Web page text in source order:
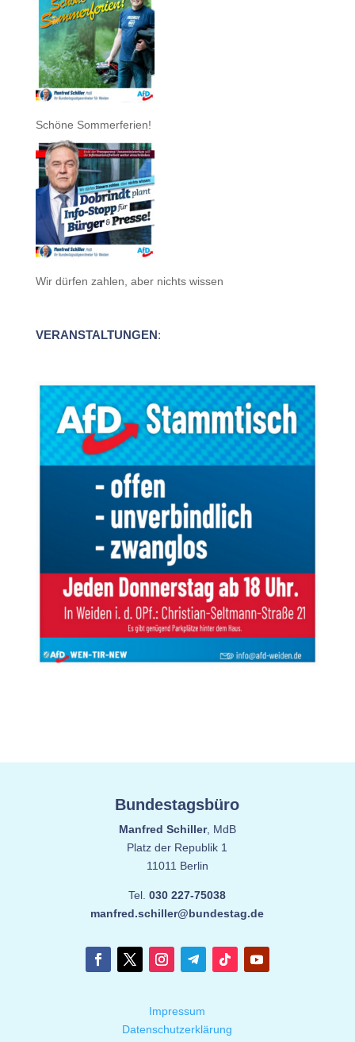
Schöne Sommerferien!
Wir dürfen zahlen, aber nichts wissen
VERANSTALTUNGEN:
Bundestagsbüro
Manfred Schiller, MdB
Platz der Republik 1
11011 Berlin
Tel.030 227-75038
manfred.schiller@bundestag.de
Impressum
Datenschutzerklärung